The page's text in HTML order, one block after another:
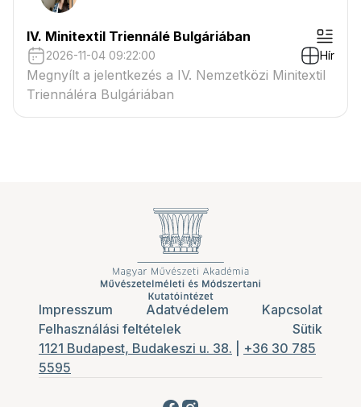
IV. Minitextil Triennálé Bulgáriában
2026-11-04 09:22:00 Hír
Megnyílt a jelentkezés a IV. Nemzetközi Minitextil
Triennáléra Bulgáriában
Impresszum Adatvédelem
Kapcsolat
Felhasználási feltételek
Sütik
1121 Budapest, Budakeszi u. 38.
+36 30 785
5595